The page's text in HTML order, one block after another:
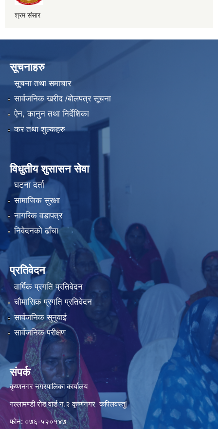
श्रम संसार
सूचनाहरु
सूचना तथा समाचार
सार्वजनिक खरीद /बोलपत्र सूचना
ऐन, कानुन तथा निर्देशिका
कर तथा शुल्कहरु
विधुतीय शुसासन सेवा
घटना दर्ता
सामाजिक सुरक्षा
नागरिक वडापत्र
निवेदनको ढाँचा
प्रतिवेदन
वार्षिक प्रगति प्रतिवेदन
चौमासिक प्रगति प्रतिवेदन
सार्वजनिक सुनुवाई
सार्वजनिक परीक्षण
संपर्क
कृष्णनगर नगरपालिका कार्यालय
गल्लामण्डी रोड वार्ड न.२ कृष्णनगर कपिलवस्तु|
फोन: ०७६-५२०१४७